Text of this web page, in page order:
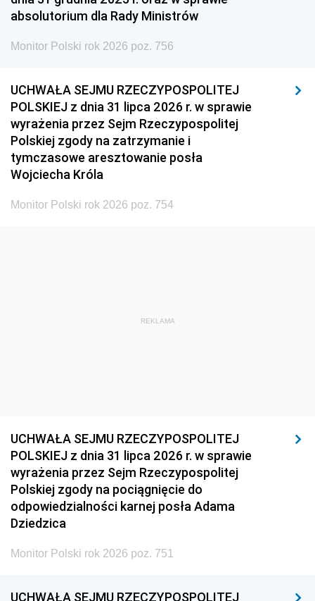
absolutorium dla Rady Ministrów
Monitor Polski rok 2026 poz. 756
UCHWAŁA SEJMU RZECZYPOSPOLITEJ
POLSKIEJ z dnia 31 lipca 2026 r. w sprawie
wyrażenia przez Sejm Rzeczypospolitej
Polskiej zgody na zatrzymanie i
tymczasowe aresztowanie posła
Wojciecha Króla
Monitor Polski rok 2026 poz. 754
REKLAMA
UCHWAŁA SEJMU RZECZYPOSPOLITEJ
POLSKIEJ z dnia 31 lipca 2026 r. w sprawie
wyrażenia przez Sejm Rzeczypospolitej
Polskiej zgody na pociągnięcie do
odpowiedzialności karnej posła Adama
Dziedzica
Monitor Polski rok 2026 poz. 751
UCHWAŁA SEJMU RZECZYPOSPOLITEJ